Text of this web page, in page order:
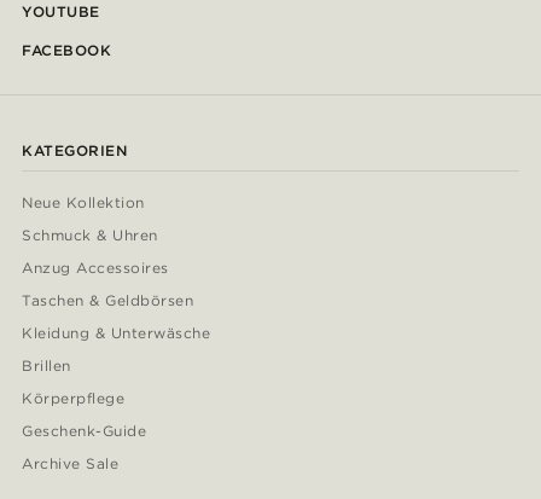
YOUTUBE
FACEBOOK
KATEGORIEN
Neue Kollektion
Schmuck & Uhren
Anzug Accessoires
Taschen & Geldbörsen
Kleidung & Unterwäsche
Brillen
Körperpflege
Geschenk-Guide
Archive Sale